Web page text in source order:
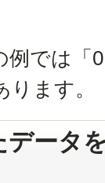
では「
ます。
データ